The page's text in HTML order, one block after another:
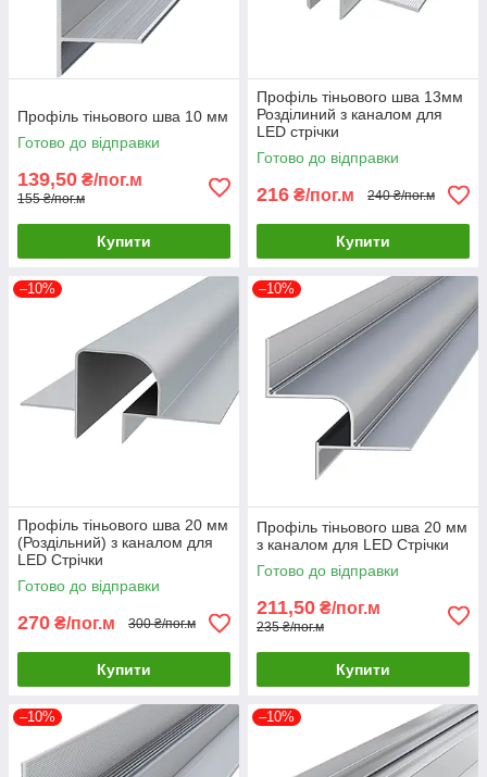
Профіль тіньового шва 10 мм
Готово до відправки
139,50 ₴/пог.м
155 ₴/пог.м
Купити
Профіль тіньового шва 13мм
Розділиний з каналом для
LED стрічки
Готово до відправки
216 ₴/пог.м 240 ₴/пог.м
Купити
–10%
Профіль тіньового шва 20 мм
(Роздільний) з каналом для
LED Стрічки
Готово до відправки
270 ₴/пог.м 300 ₴/пог.м
Купити
–10%
Профіль тіньового шва 20 мм
з каналом для LED Стрічки
Готово до відправки
211,50 ₴/пог.м
235 ₴/пог.м
Купити
–10% –10%